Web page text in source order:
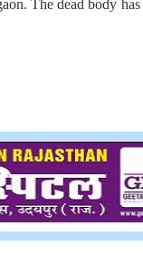
The dead body has